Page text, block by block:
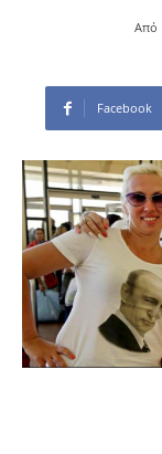
Από
Facebook